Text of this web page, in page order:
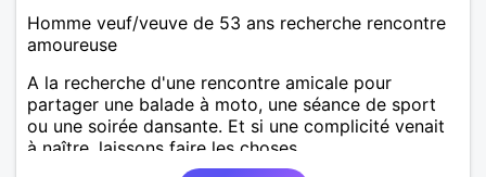
Homme veuf/veuve de 53 ans recherche rencontre
amoureuse
A la recherche d'une rencontre amicale pour
partager une balade à moto, une séance de sport
ou une soirée dansante. Et si une complicité venait
à naître, laissons faire les choses.